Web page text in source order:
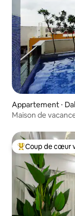
Appartement ⋅
Maison de
Coups de cœur
Coup de cœur